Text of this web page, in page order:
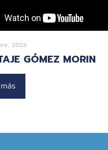
2023
GÓMEZ MORIN